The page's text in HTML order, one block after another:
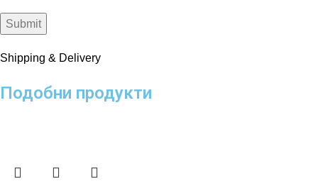
Shipping & Delivery
Подобни продукти